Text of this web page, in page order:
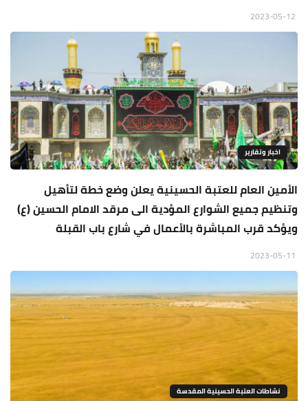
اخبار وتقارير
الأمين العام للعتبة الحسينية يعلن وضع خطة لتأهيل
وتنظيم جميع الشوارع المؤدية الى مرقد الامام الحسين (ع)
ويؤكد قرب المباشرة بالأعمال في شارع باب القبلة
نشاطات العتبة الحسينية المقدسة